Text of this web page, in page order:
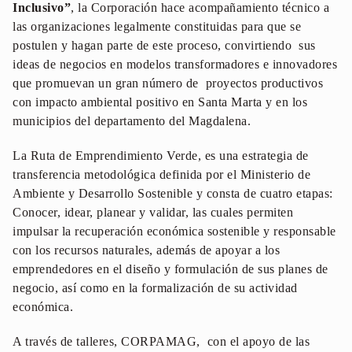
Inclusivo”, la Corporación hace acompañamiento técnico a
las organizaciones legalmente constituidas para que se
postulen y hagan parte de este proceso, convirtiendo sus
ideas de negocios en modelos transformadores e innovadores
que promuevan un gran número de proyectos productivos
con impacto ambiental positivo en Santa Marta y en los
municipios del departamento del Magdalena.
La Ruta de Emprendimiento Verde, es una estrategia de
transferencia metodológica definida por el Ministerio de
Ambiente y Desarrollo Sostenible y consta de cuatro etapas:
Conocer, idear, planear y validar, las cuales permiten
impulsar la recuperación económica sostenible y responsable
con los recursos naturales, además de apoyar a los
emprendedores en el diseño y formulación de sus planes de
negocio, así como en la formalización de su actividad
económica.
A través de talleres, CORPAMAG, con el apoyo de las